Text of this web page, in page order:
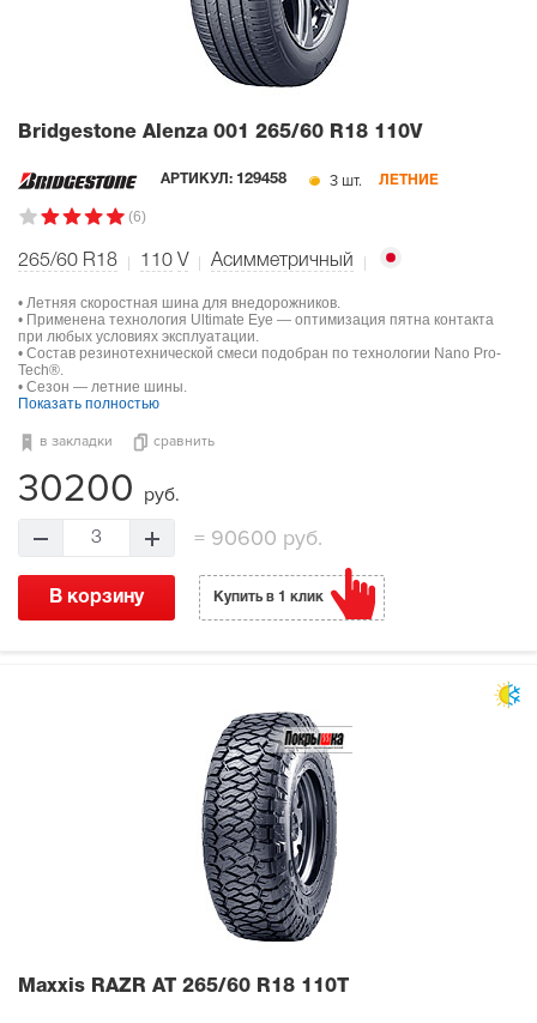
Bridgestone Alenza 001 265/60 R18 110V
АРТИКУЛ: 129458 3 шт. ЛЕТНИЕ
(6)
265/60 R18 110 V Асимметричный
• Летняя скоростная шина для внедорожников.
• Применена технология Ultimate Eye — оптимизация пятна контакта
при любых условиях эксплуатации.
• Состав резинотехнической смеси подобран по технологии Nano Pro-
Tech®.
• Сезон — летние шины.
Показать полностью
в закладки сравнить
30200 руб.
3 = 90600 руб.
В корзину Купить в 1 клик
Maxxis RAZR AT 265/60 R18 110T